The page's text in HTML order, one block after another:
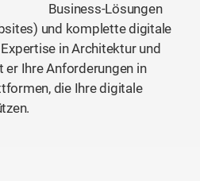
Business-Lösungen
und komplette digitale
in Architektur und
Ihre Anforderungen in
die Ihre digitale